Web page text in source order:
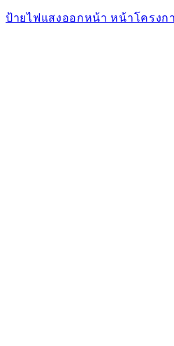
ป้ายไฟแสงออกหน้า หน้าโครงก